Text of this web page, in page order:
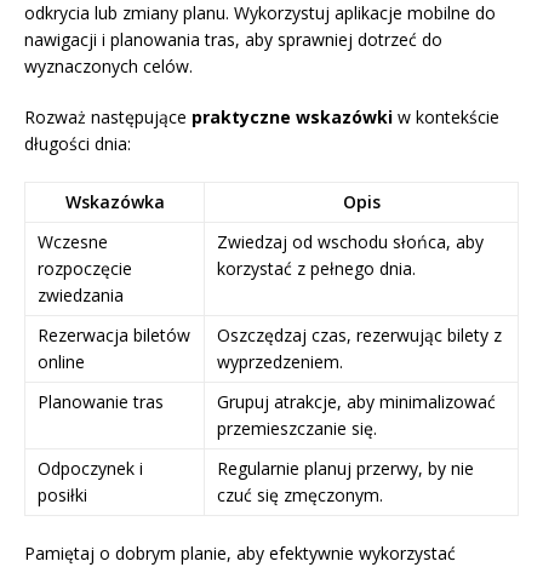
odkrycia lub zmiany planu. Wykorzystuj aplikacje mobilne do
nawigacji i planowania tras, aby sprawniej dotrzeć do
wyznaczonych celów.
Rozważ następujące praktyczne wskazówki w kontekście
długości dnia:
Wskazówka
Opis
Wczesne
rozpoczęcie
zwiedzania
Zwiedzaj od wschodu słońca, aby
korzystać z pełnego dnia.
Rezerwacja biletów
online
Oszczędzaj czas, rezerwując bilety z
wyprzedzeniem.
Planowanie tras
Grupuj atrakcje, aby minimalizować
przemieszczanie się.
Odpoczynek i
posiłki
Regularnie planuj przerwy, by nie
czuć się zmęczonym.
Pamiętaj o dobrym planie, aby efektywnie wykorzystać